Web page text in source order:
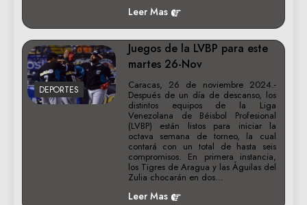
Leer Mas
DEPORTES
Juegos de la LVBP para este
martes 26-Nov
Caracas, 26 de noviembre 2024.-
Después de un día de descanso, los
distintos equipos de la Liga
Venezolana de Béisbol Profesional
(LVBP) están listos para iniciar la
octava semana de torneo, la cual
contará con un total de hasta seis
compromisos. En primera instancia,
los Tigres de Aragua y las Águilas del
Zulia chocarán en dos…
Leer Mas